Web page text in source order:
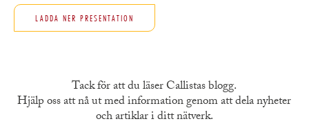
LADDA NER PRESENTATION
Tack för att du läser Callistas blogg.
Hjälp oss att nå ut med information genom att dela nyheter
och artiklar i ditt nätverk.